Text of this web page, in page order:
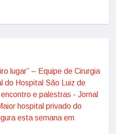
lugar” – Equipe de Cirurgia
do Hospital São Luiz de
e palestras - Jornal
hospital privado do
esta semana em